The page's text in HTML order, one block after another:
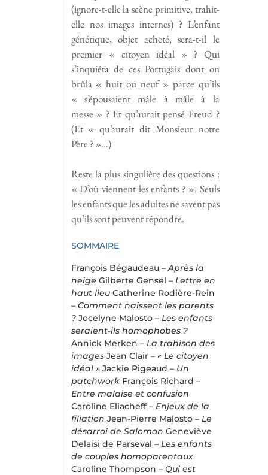
(ignore-t-elle la scène primitive, trahit-
elle nos images internes) ? L’enfant
génétique, objet acheté, sera-t-il le
premier « citoyen idéal » ? Qui
s’inquiéta de ces Portugais dont on
brûla « huit ou neuf » parce qu’ils
« s’épousaient mâle à mâle à la
messe » ? Et qu’aurait pensé Freud ?
(Et « qu’aurait dit Monsieur notre
Père ? »…)
Reste la plus singulière des questions :
« D’où viennent les enfants ? ». Seuls
les enfants que les adultes ne savent pas
qu’ils sont peuvent répondre.
SOMMAIRE
François Bégaudeau –Après la
neige Gilberte Gensel – Lettre en
haut lieuCatherine Rodière-Rein
– Comment naissent les parents
? Jocelyne Malosto – Les enfants
seraient-ils homophobes ?
Annick Merken – La trahison des
imagesJean Clair – « Le citoyen
idéal »Jackie Pigeaud – Un
patchworkFrançois Richard –
Entre malaise et confusion
Caroline Eliacheff – Enjeux de la
filiation Jean-Pierre Malosto – Le
désarroi de Salomon Geneviève
Delaisi de Parseval – Les enfants
de couples homoparentaux
Caroline Thompson – Qui est